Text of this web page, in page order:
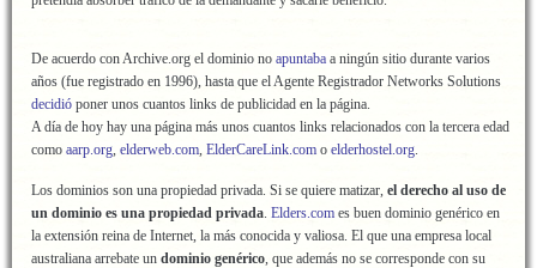
De acuerdo con Archive.org el dominio no apuntaba a ningún sitio durante varios
años (fue registrado en 1996), hasta que el Agente Registrador Networks Solutions
decidió poner unos cuantos links de publicidad en la página.
A día de hoy hay una página más unos cuantos links relacionados con la tercera edad
como aarp.org, elderweb.com, ElderCareLink.com o elderhostel.org.
Los dominios son una propiedad privada. Si se quiere matizar, el derecho al uso de
un dominio es una propiedad privada. Elders.com es buen dominio genérico en
la extensión reina de Internet, la más conocida y valiosa. El que una empresa local
australiana arrebate un dominio genérico, que además no se corresponde con su